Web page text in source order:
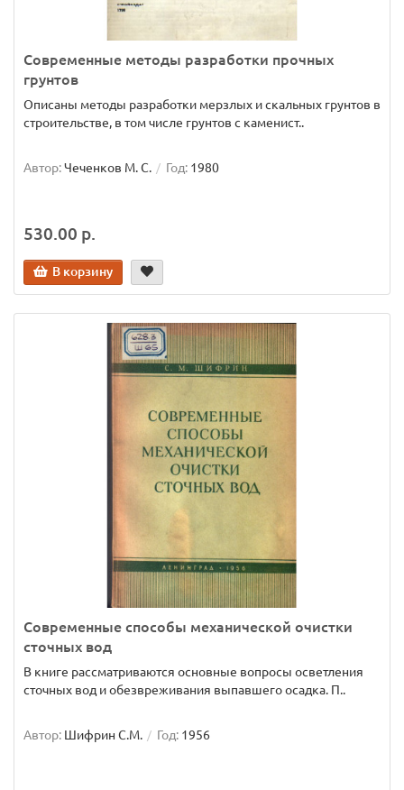
Современные методы разработки прочных
грунтов
Описаны методы разработки мерзлых и скальных грунтов в
строительстве, в том числе грунтов с каменист..
Автор:Чеченков М. С. Год: 1980
530.00 р.
В корзину
Современные способы механической очистки
сточных вод
В книге рассматриваются основные вопросы осветления
сточных вод и обезвреживания выпавшего осадка. П..
Автор: Шифрин С.М. Год: 1956